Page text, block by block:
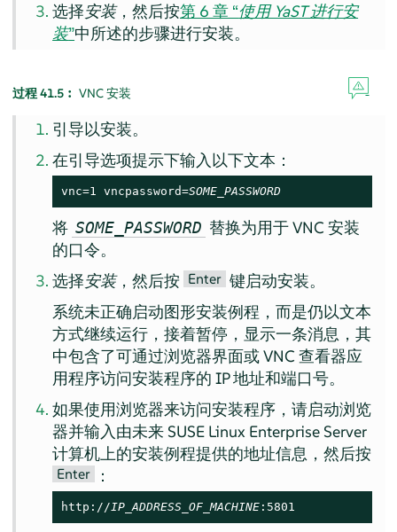
选择安装，然后按第 6 章 “使用 YaST 进行安
装”中所述的步骤进行安装。
过程 41.5︰ VNC 安装
引导以安装。
在引导选项提示下输入以下文本：
vnc=1 vncpassword=SOME_PASSWORD
将 SOME_PASSWORD 替换为用于 VNC 安装
的口令。
选择安装，然后按 Enter 键启动安装。
系统未正确启动图形安装例程，而是仍以文本
方式继续运行，接着暂停，显示一条消息，其
中包含了可通过浏览器界面或 VNC 查看器应
用程序访问安装程序的 IP 地址和端口号。
如果使用浏览器来访问安装程序，请启动浏览
器并输入由未来 SUSE Linux Enterprise Server
计算机上的安装例程提供的地址信息，然后按
Enter ：
http://IP_ADDRESS_OF_MACHINE :5801